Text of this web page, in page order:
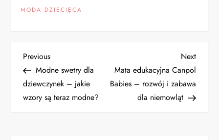
MODA DZIECIĘCA
N
a
w
Previous
Post
Previous
Modne swetry dla
dziewczynek – jakie
wzory są teraz modne?
Next
Post
Next
Mata edukacyjna Canpol
Babies – rozwój i zabawa
dla niemowląt